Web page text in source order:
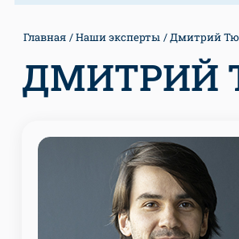
Главная Наши эксперты Дмитрий
ДМИТРИЙ